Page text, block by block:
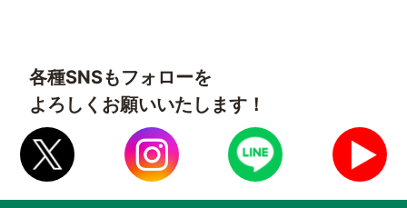
各種SNSもフォローを
よろしくお願いいたします！